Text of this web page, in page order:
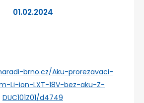
01.02.2024
brno.cz/Aku-prorezavaci-
Li-ion-LXT-18V-bez-aku-Z-
DUC101Z01/d4749